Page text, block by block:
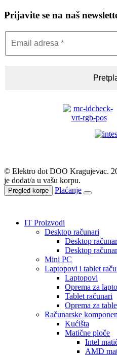
Prijavite se na naš
© Elektro dot DOO Kragujevac.
je dodat/a u vašu korpu.
Pregled korpe Plaćanje
IT Proizvodi
Desktop računari
Desktop
Desktop
Mini PC
Laptopovi i tablet
Laptopovi
Oprema za
Tablet računari
Oprema za
Računarske
Kućišta
Matične ploče
Intel
AMD